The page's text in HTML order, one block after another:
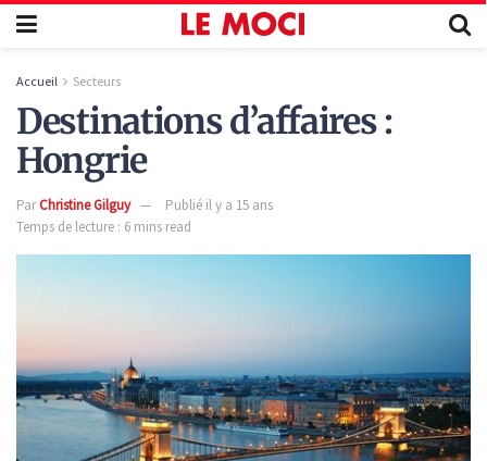
Accueil Secteurs
Destinations d’affaires :
Hongrie
ParChristine Gilguy
Publié il y a 15 ans
Temps de lecture : 6 mins read